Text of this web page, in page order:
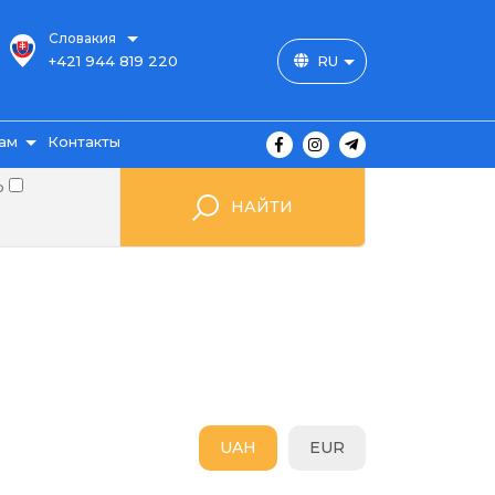
Словакия
+421 944 819 220 RU
Контакты
НАЙТИ
EUR
UAH